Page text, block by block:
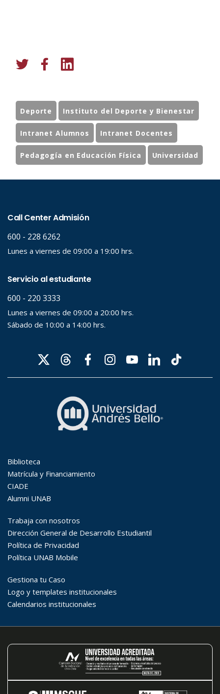
Deporte Instituto del Deporte y Bienestar
Intranet Alumnos Intranet Docentes
Pedagogía en Educación Física Universidad